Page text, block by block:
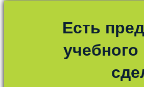
Есть
учебного